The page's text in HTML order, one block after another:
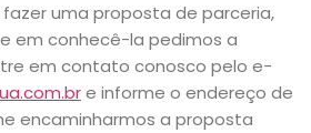
uma proposta de parceria,
em conhecê-la pedimos a
em contato conosco pelo e-
e informe o endereço de
encaminharmos a proposta